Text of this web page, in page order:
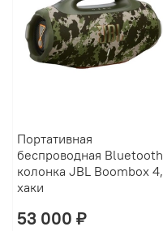
Портативная
беспроводная Bluetooth
колонка JBL Boombox 4,
хаки
53 000 ₽